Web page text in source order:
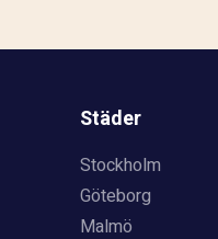
Städer
Stockholm
Göteborg
Malmö